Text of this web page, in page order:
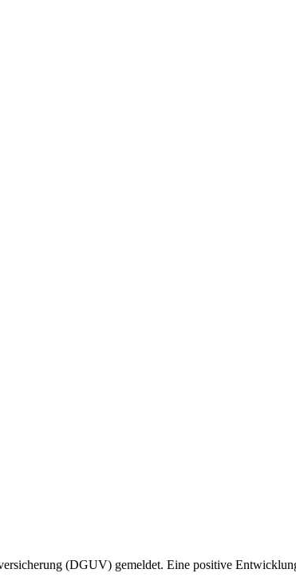
(DGUV) gemeldet. Eine positive